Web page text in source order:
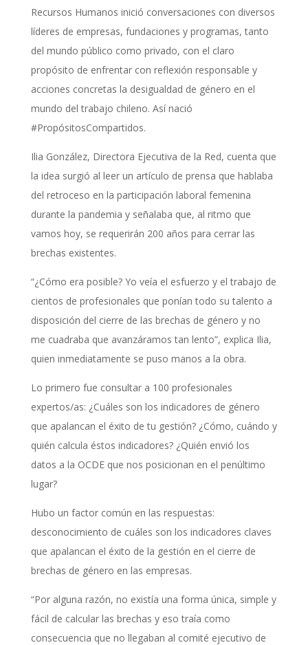
Recursos Humanos inició conversaciones con diversos
líderes de empresas, fundaciones y programas, tanto
del mundo público como privado, con el claro
propósito de enfrentar con reflexión responsable y
acciones concretas la desigualdad de género en el
mundo del trabajo chileno. Así nació
#PropósitosCompartidos.
Ilia González, Directora Ejecutiva de la Red, cuenta que
la idea surgió al leer un artículo de prensa que hablaba
del retroceso en la participación laboral femenina
durante la pandemia y señalaba que, al ritmo que
vamos hoy, se requerirán 200 años para cerrar las
brechas existentes.
“¿Cómo era posible? Yo veía el esfuerzo y el trabajo de
cientos de profesionales que ponían todo su talento a
disposición del cierre de las brechas de género y no
me cuadraba que avanzáramos tan lento”, explica Ilia,
quien inmediatamente se puso manos a la obra.
Lo primero fue consultar a 100 profesionales
expertos/as: ¿Cuáles son los indicadores de género
que apalancan el éxito de tu gestión? ¿Cómo, cuándo y
quién calcula éstos indicadores? ¿Quién envió los
datos a la OCDE que nos posicionan en el penúltimo
lugar?
Hubo un factor común en las respuestas:
desconocimiento de cuáles son los indicadores claves
que apalancan el éxito de la gestión en el cierre de
brechas de género en las empresas.
“Por alguna razón, no existía una forma única, simple y
fácil de calcular las brechas y eso traía como
consecuencia que no llegaban al comité ejecutivo de